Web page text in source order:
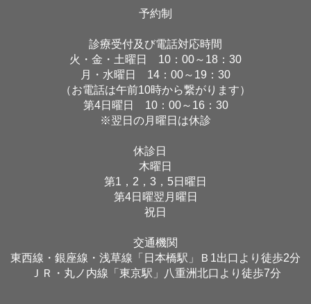
予約制
診療受付及び電話対応時間
火・金・土曜日 10：00～18：30
月・水曜日 14：00～19：30
（お電話は午前10時から繋がります）
第4日曜日 10：00～16：30
※翌日の月曜日は休診
休診日
木曜日
第1，2，3，5日曜日
第4日曜翌月曜日
祝日
交通機関
東西線・銀座線・浅草線「日本橋駅」Ｂ1出口より徒歩2分
ＪＲ・丸ノ内線「東京駅」八重洲北口より徒歩7分